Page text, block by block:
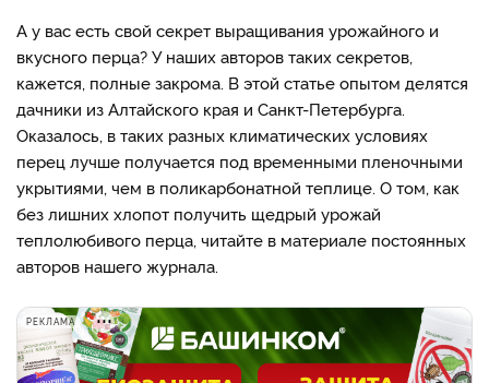
А у вас есть свой секрет выращивания урожайного и
вкусного перца? У наших авторов таких секретов,
кажется, полные закрома. В этой статье опытом делятся
дачники из Алтайского края и Санкт-Петербурга.
Оказалось, в таких разных климатических условиях
перец лучше получается под временными пленочными
укрытиями, чем в поликарбонатной теплице. О том, как
без лишних хлопот получить щедрый урожай
теплолюбивого перца, читайте в материале постоянных
авторов нашего журнала.
РЕКЛАМА